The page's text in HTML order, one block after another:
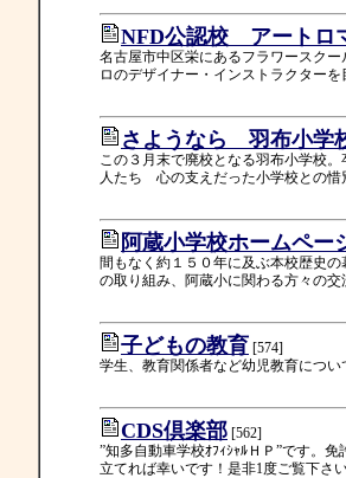
NFD公認校 アートロ
名古屋市中区栄にあるフラワースク
ロのデザイナー・インストラクター
さようなら 羽布小学
この３月末で廃校となる羽布小学校
人たち 心の支えだった小学校との惜
阿蔵小学校ホームペー
間もなく約１５０年に及ぶ本校歴史
の取り組み、阿蔵小に関わる方々の
子どもの教育 [574]
学生、教育関係者など幼児教育につい
CDS倶楽部 [562]
”知多自動車学校ｵﾌｨｼｬﾙＨＰ”です。
立てれば幸いです！是非1度ご覧下さ